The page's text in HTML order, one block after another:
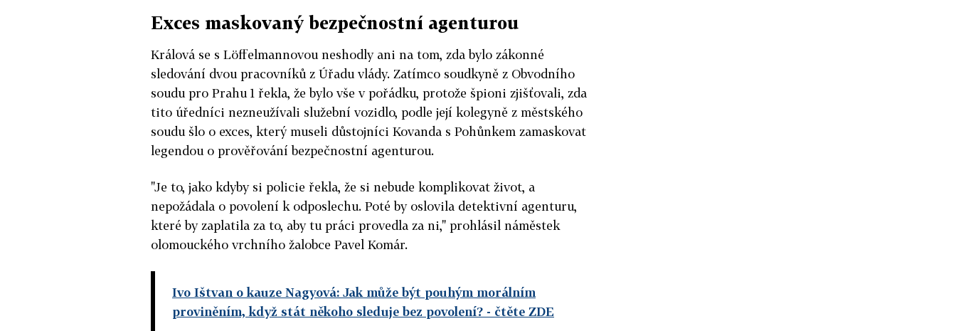
Exces maskovaný bezpečnostní agenturou
Králová se s Löffelmannovou neshodly ani na tom, zda bylo zákonné
sledování dvou pracovníků z Úřadu vlády. Zatímco soudkyně z Obvodního
soudu pro Prahu 1 řekla, že bylo vše v pořádku, protože špioni zjišťovali, zda
tito úředníci nezneužívali služební vozidlo, podle její kolegyně z městského
soudu šlo o exces, který museli důstojníci Kovanda s Pohůnkem zamaskovat
legendou o prověřování bezpečnostní agenturou.
"Je to, jako kdyby si policie řekla, že si nebude komplikovat život, a
nepožádala o povolení k odposlechu. Poté by oslovila detektivní agenturu,
které by zaplatila za to, aby tu práci provedla za ni," prohlásil náměstek
olomouckého vrchního žalobce Pavel Komár.
Ivo Ištvan o kauze Nagyová: Jak může být pouhým morálním
proviněním, když stát někoho sleduje bez povolení? - čtěte ZDE